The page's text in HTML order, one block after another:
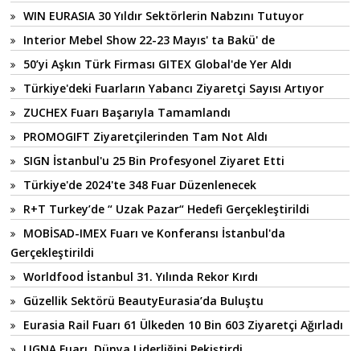
WIN EURASIA 30 Yıldır Sektörlerin Nabzını Tutuyor
Interior Mebel Show 22-23 Mayıs' ta Bakü' de
50’yi Aşkın Türk Firması GITEX Global'de Yer Aldı
Türkiye'deki Fuarların Yabancı Ziyaretçi Sayısı Artıyor
ZUCHEX Fuarı Başarıyla Tamamlandı
PROMOGIFT Ziyaretçilerinden Tam Not Aldı
SIGN İstanbul'u 25 Bin Profesyonel Ziyaret Etti
Türkiye'de 2024'te 348 Fuar Düzenlenecek
R+T Turkey’de “ Uzak Pazar“ Hedefi Gerçekleştirildi
MOBİSAD-IMEX Fuarı ve Konferansı İstanbul'da
Gerçekleştirildi
Worldfood İstanbul 31. Yılında Rekor Kırdı
Güzellik Sektörü BeautyEurasia’da Buluştu
Eurasia Rail Fuarı 61 Ülkeden 10 Bin 603 Ziyaretçi Ağırladı